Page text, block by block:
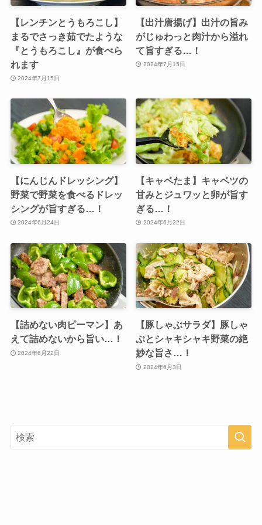
【レンチンとうもろこし】
まるでさっき茹でたような
『とうもろこし』が食べら
れます
2024年7月15日
【出汁唐揚げ】出汁の旨み
がじゅわっと肉汁から溢れ
て旨すぎる…！
2024年7月15日
【にんじんドレッシング】
野菜で野菜を食べるドレッ
シングが旨すぎる…！
2024年6月24日
【キャベたま】キャベツの
甘みとジュワッと卵が旨す
ぎる…！
2024年6月22日
【詰めない肉ピーマン】あ
えて詰めないから旨い…！
2024年6月22日
【豚しゃぶサラダ】豚しゃ
ぶとシャキシャキ野菜の絶
妙な旨さ…！
2024年6月3日